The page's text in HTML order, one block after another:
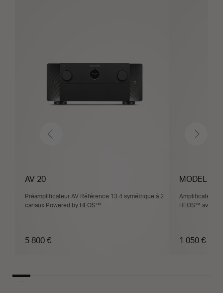
AV 20
Préamplificateur AV Référence 13.4 symétrique à 2
canaux Powered by HEOS™
5 800 €
MODEL M1
Amplificateur
HEOS™ avec
1 050 €
Précédent Suivant